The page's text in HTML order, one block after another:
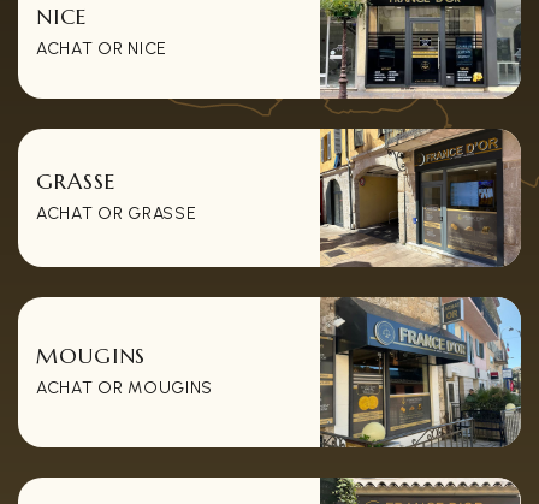
NICE
ACHAT OR NICE
GRASSE
ACHAT OR GRASSE
MOUGINS
ACHAT OR MOUGINS